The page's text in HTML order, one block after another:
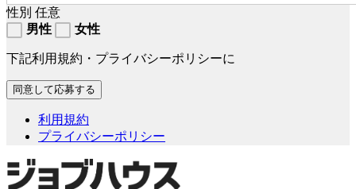
性別 任意
男性
女性
下記利用規約・プライバシーポリシーに
利用規約
プライバシーポリシー